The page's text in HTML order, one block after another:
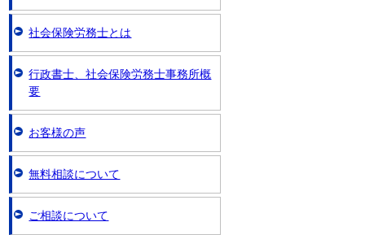
社会保険労務士とは
行政書士、社会保険労務士事務所概
要
お客様の声
無料相談について
ご相談について